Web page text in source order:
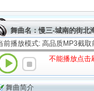
舞曲名：慢三-城南的街北
前播放模式: 高品质MP3截
不能播放点击
舞曲简介